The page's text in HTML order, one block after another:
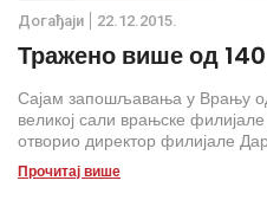
Дoгађаjи 22.12.2015.
Тражено више од
Сајам запошљавања у Врању
великој сали врањске
отворио директор филијале
Прочитај више